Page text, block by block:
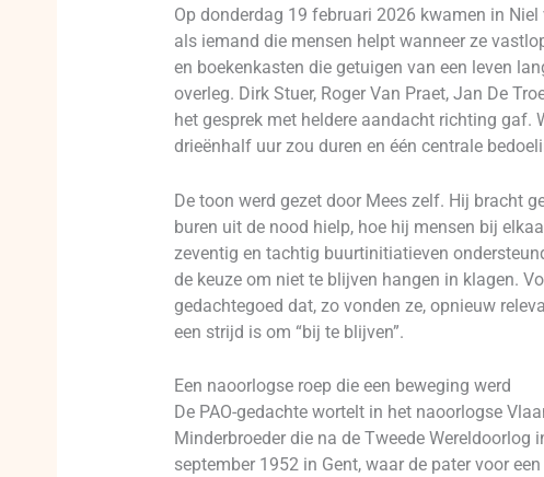
Op donderdag 19 februari 2026 kwamen in
als iemand die mensen helpt wanneer ze
en boekenkasten die getuigen van een leven
overleg. Dirk Stuer, Roger Van Praet, Jan De
het gesprek met heldere aandacht richting gaf.
drieënhalf uur zou duren en één centrale
De toon werd gezet door Mees zelf. Hij bracht
buren uit de nood hielp, hoe hij mensen bij
zeventig en tachtig buurtinitiatieven
de keuze om niet te blijven hangen in klagen.
gedachtegoed dat, zo vonden ze, opnieuw
een strijd is om “bij te blijven”.
Een naoorlogse roep die een beweging werd
De PAO-gedachte wortelt in het naoorlogse
Minderbroeder die na de Tweede
september 1952 in Gent, waar de pater voor